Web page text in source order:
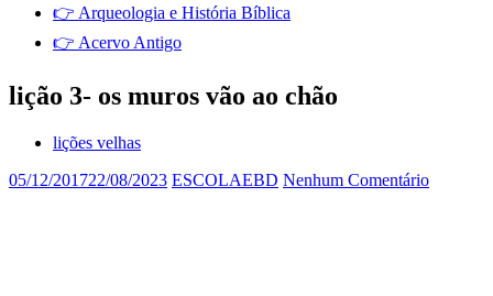
👉 Arqueologia e História Bíblica
👉 Acervo Antigo
lição 3- os muros vão ao chão
lições velhas
05/12/201722/08/2023 ESCOLAEBD Nenhum Comentário